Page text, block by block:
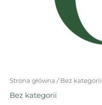
Strona główna /Bez kategorii
Bez kategorii